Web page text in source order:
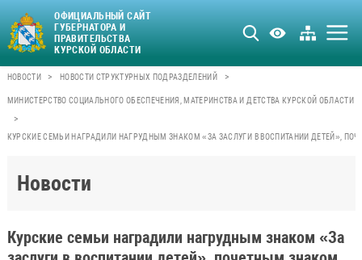
ОФИЦИАЛЬНЫЙ САЙТ
ГУБЕРНАТОРА И
ПРАВИТЕЛЬСТВА
КУРСКОЙ ОБЛАСТИ
НОВОСТИ > НОВОСТИ СТРУКТУРНЫХ ПОДРАЗДЕЛЕНИЙ >
МИНИСТЕРСТВО СОЦИАЛЬНОГО ОБЕСПЕЧЕНИЯ, МАТЕРИНСТВА И ДЕТСТВА КУРСКОЙ ОБЛАСТИ
>
КУРСКИЕ СЕМЬИ НАГРАДИЛИ НАГРУДНЫМ ЗНАКОМ «ЗА ЗАСЛУГИ В ВОСПИТАНИИ ДЕТЕЙ»,
Новости
Курские семьи наградили нагрудным знаком «За